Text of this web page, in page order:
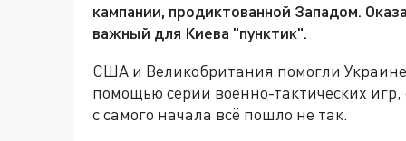
кампании, продиктованной Западом.
важный для Киева "пунктик".
США и Великобритания помогли
помощью серии военно-тактических
с самого начала всё пошло не так.